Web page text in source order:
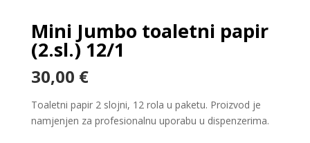
Mini Jumbo toaletni papir
(2.sl.) 12/1
30,00 €
Toaletni papir 2 slojni, 12 rola u paketu. Proizvod je
namjenjen za profesionalnu uporabu u dispenzerima.